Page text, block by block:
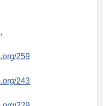
259
243